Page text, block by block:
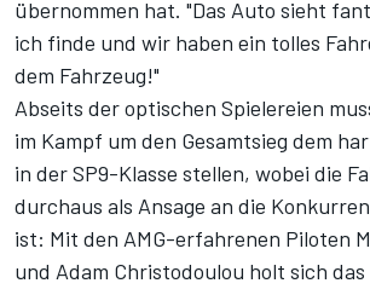
übernommen hat. "Das Auto sieht
ich finde und wir haben ein tolles
dem Fahrzeug!"
Abseits der optischen Spielereien
im Kampf um den Gesamtsieg dem
in der SP9-Klasse stellen, wobei die
durchaus als Ansage an die
ist: Mit den AMG-erfahrenen Piloten
und Adam Christodoulou holt sich das